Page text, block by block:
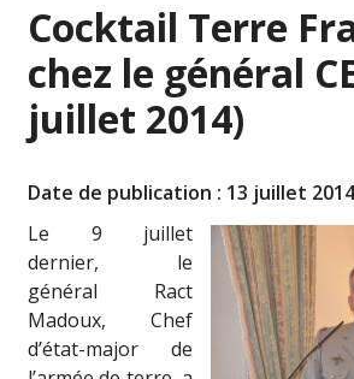
Cocktail Terre
chez le général
juillet 2014)
Date de publication : 13 juillet
Le 9 juillet
dernier, le
général Ract
Madoux, Chef
d’état-major de